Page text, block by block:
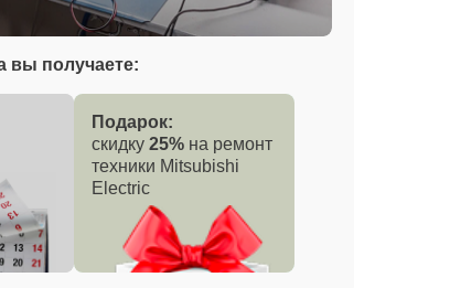
вы получаете:
Подарок:
скидку 25% на ремонт
техники Mitsubishi
Electric